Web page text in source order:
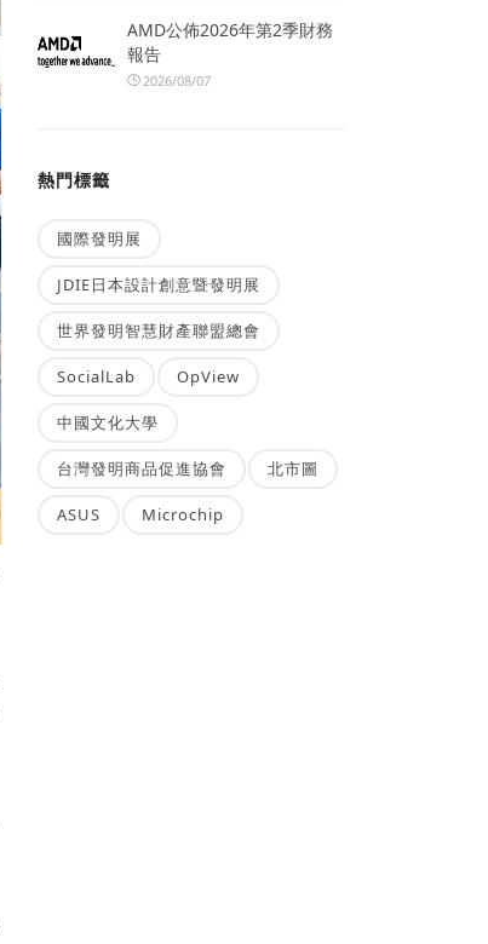
AMD公佈2026年第2季財務
報告
2026/08/07
熱門標籤
國際發明展
JDIE日本設計創意暨發明展
世界發明智慧財產聯盟總會
SocialLab OpView
中國文化大學
台灣發明商品促進協會 北市圖
ASUS Microchip